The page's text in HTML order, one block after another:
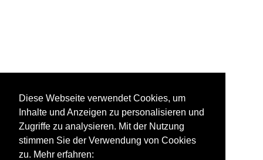
Diese Webseite verwendet Cookies, um
Inhalte und Anzeigen zu personalisieren und
Zugriffe zu analysieren. Mit der Nutzung
stimmen Sie der Verwendung von Cookies
zu. Mehr erfahren: